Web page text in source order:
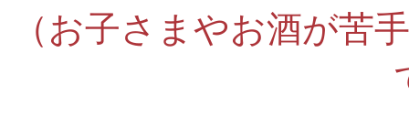
（お子さまやお酒が苦